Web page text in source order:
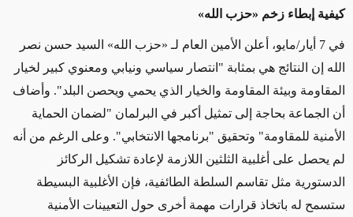
كيفية إبطاء زخم «حزب الله»
في 7 أيار/مايو، أعلن الأمين العام لـ «حزب الله» السيد حسن نصر
الله إن النتائج هي بمثابة "انتصار سياسي ونيابي ومعنوي كبير لخيار
المقاومة وبيئة المقاومة والخيار الذي يحمي ويحصن البلد". وأضاف
أن الجماعة بحاجة إلى تمثيل أكبر في البرلمان "لضمان الحماية
الأمنية للمقاومة" وتحقيق "برنامجها الانتخابي". وعلى الرغم من أنه
لم يحصل على أغلبية الثلثين اللازمة لإعادة تشكيل الركائز
الدستورية مثل تقاسم السلطة الطائفية، فإن الأغلبية البسيطة
ستسمح له باتخاذ قرارات مهمة أخرى حول التعيينات الأمنية